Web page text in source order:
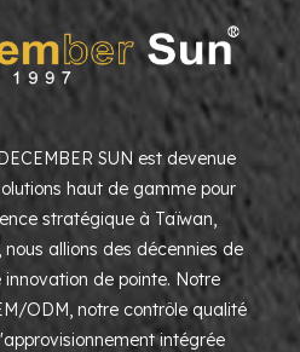
SUN est devenue
haut de gamme pour
stratégique à Taïwan,
allions des décennies de
de pointe. Notre
ODM, notre contrôle qualité
intégrée